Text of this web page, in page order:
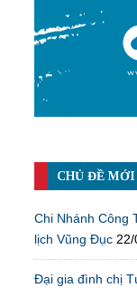
CHỦ ĐỀ MỚI
Chi Nhánh Công
lịch Vũng Đục 22/
Đại gia đình chị